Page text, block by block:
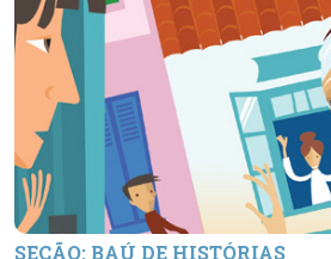
SEÇÃO: BAÚ DE HISTÓRIAS